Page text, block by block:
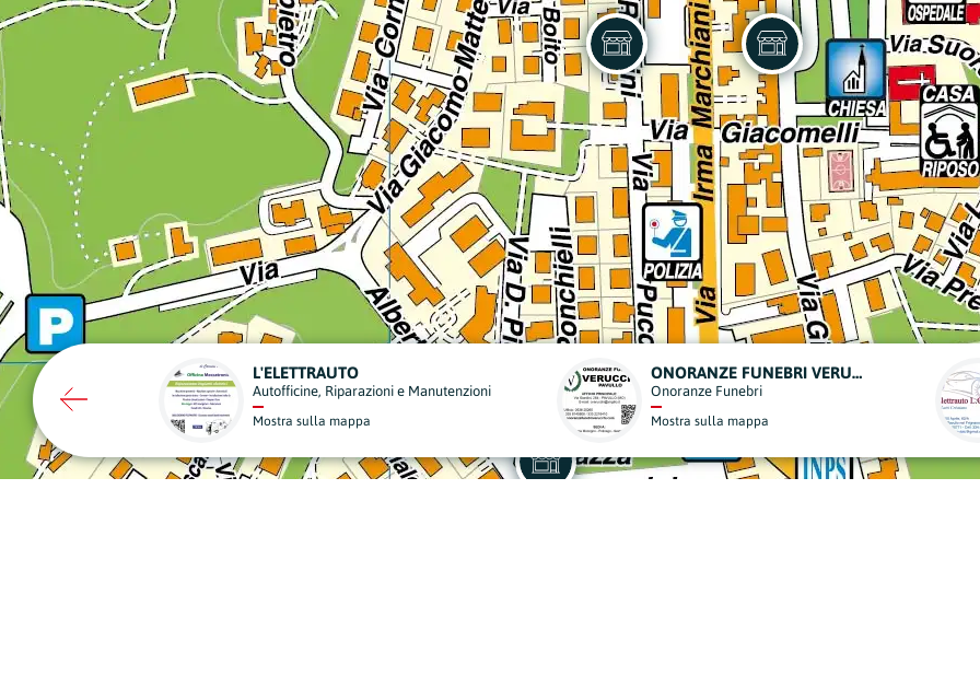
e Manutenzioni Onoranze Funebri
Mostra sulla mappa
ELETTRAUTO L.C.
Autofficine, Riparazioni e Manutenzioni
Mostra sulla mappa